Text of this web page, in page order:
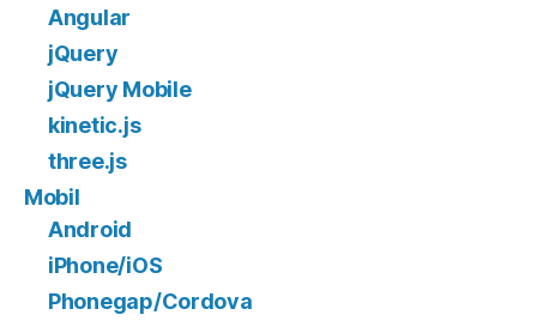
Angular
jQuery
jQuery Mobile
kinetic.js
three.js
Mobil
Android
iPhone/iOS
Phonegap/Cordova